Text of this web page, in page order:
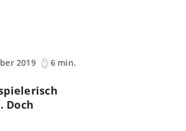
2019
6 min.
Doch